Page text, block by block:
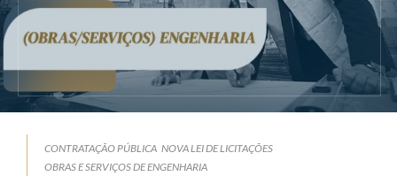
CONTRATAÇÃO PÚBLICA NOVA LEI DE LICITAÇÕES
OBRAS E SERVIÇOS DE ENGENHARIA